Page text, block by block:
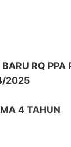
RQ PPA
2025
4 TAHUN